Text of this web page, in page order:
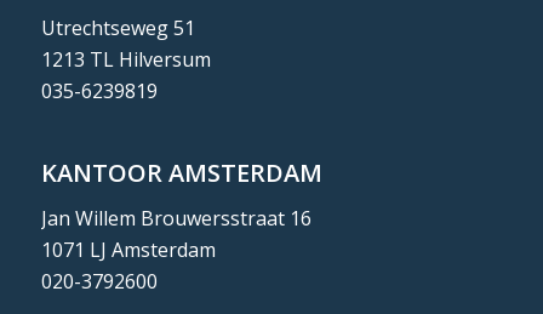
Utrechtseweg 51
1213 TL Hilversum
035-6239819
KANTOOR AMSTERDAM
Jan Willem Brouwersstraat 16
1071 LJ Amsterdam
020-3792600